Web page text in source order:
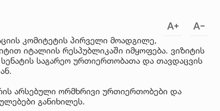
კომიტეტის პირველი მოადგილე,
იტალიის რესპუბლიკაში იმყოფება. ვიზიტის
საგარეო ურთიერთობათა და თავდაცვის
არსებული ორმხრივი ურთიერთობები და
განიხილეს.